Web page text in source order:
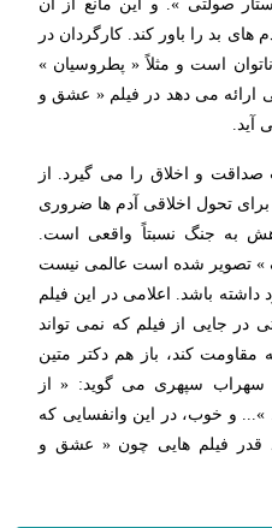
صولتی ». و این مانع از آن
بد را باور كند. كارگردان در
است و مثلاً « پطروسیان »
ارائه می دهد در فیلم « عشق و
آید.
و اخلاق را می گیرد. از
تحول اخلاقی آدم ها ضروری
به جنگ نسبتاً واقعی است.
» تصویر شده است عالمی نیست
باشد. اعلامی در این فیلم
در جایی از فیلم كه نمی تواند
مقاومت كند، باز هم دكتر متین
سهراب سپهری می گوید: « از
و خوب، در این وانفسایی كه
قدر فیلم هایی چون « عشق و